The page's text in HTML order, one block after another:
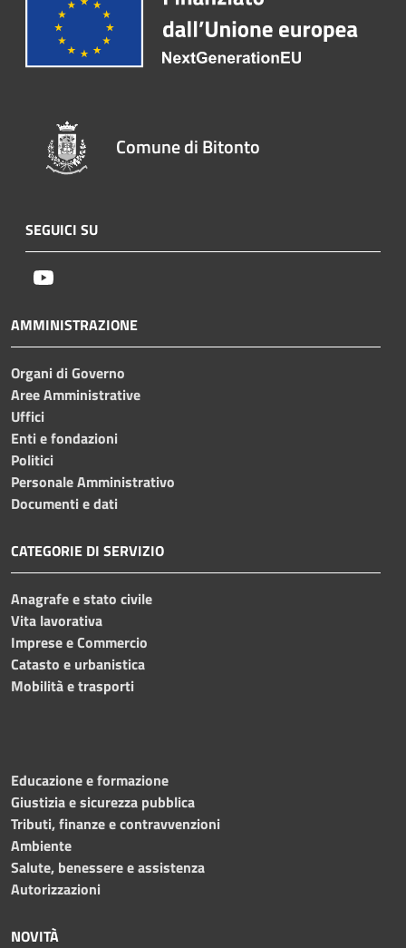
Comune di Bitonto
SEGUICI SU
AMMINISTRAZIONE
Organi di Governo
Aree Amministrative
Uffici
Enti e fondazioni
Politici
Personale Amministrativo
Documenti e dati
CATEGORIE DI SERVIZIO
Anagrafe e stato civile
Vita lavorativa
Imprese e Commercio
Catasto e urbanistica
Mobilità e trasporti
Educazione e formazione
Giustizia e sicurezza pubblica
Tributi, finanze e contravvenzioni
Ambiente
Salute, benessere e assistenza
Autorizzazioni
NOVITÀ